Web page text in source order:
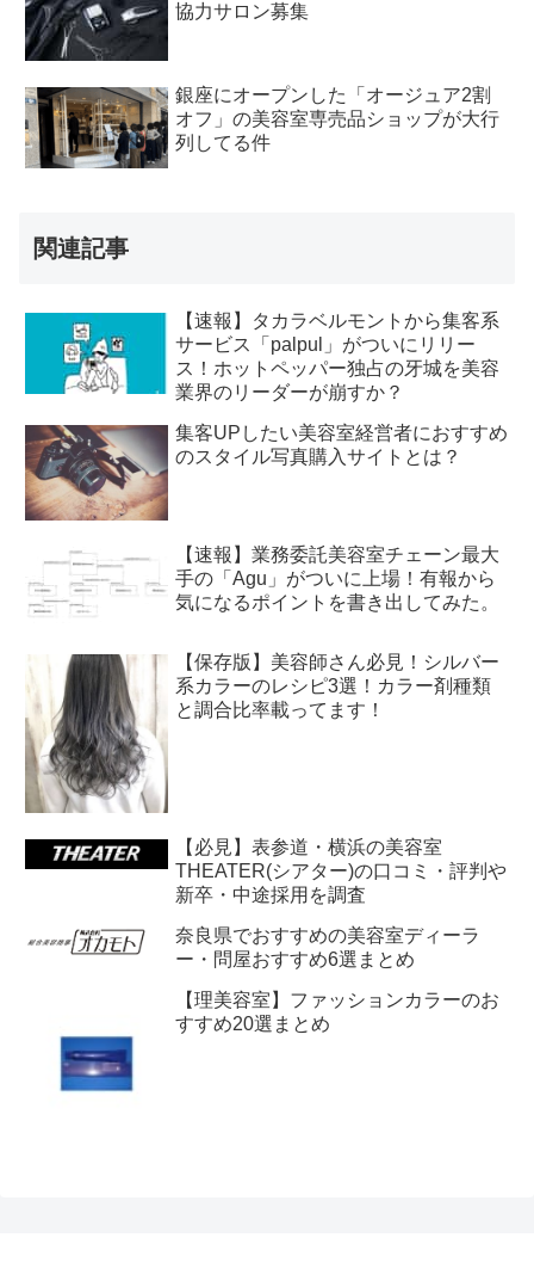
協力サロン募集
銀座にオープンした「オージュア2割
オフ」の美容室専売品ショップが大行
列してる件
関連記事
【速報】タカラベルモントから集客系
サービス「palpul」がついにリリー
ス！ホットペッパー独占の牙城を美容
業界のリーダーが崩すか？
集客UPしたい美容室経営者におすすめ
のスタイル写真購入サイトとは？
【速報】業務委託美容室チェーン最大
手の「Agu」がついに上場！有報から
気になるポイントを書き出してみた。
【保存版】美容師さん必見！シルバー
系カラーのレシピ3選！カラー剤種類
と調合比率載ってます！
【必見】表参道・横浜の美容室
THEATER(シアター)の口コミ・評判や
新卒・中途採用を調査
奈良県でおすすめの美容室ディーラ
ー・問屋おすすめ6選まとめ
【理美容室】ファッションカラーのお
すすめ20選まとめ